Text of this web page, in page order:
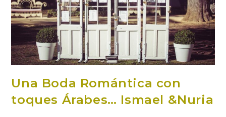
Una Boda Romántica con
toques Árabes… Ismael &Nuria